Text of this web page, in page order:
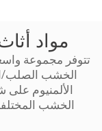
مواد
تتوفر مجموعة
الخشب الصلب/
الألمنيوم على
الخشب المختلفة